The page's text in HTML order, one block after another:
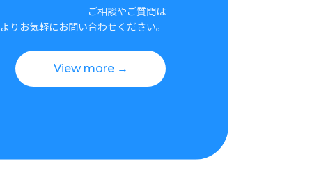
ご相談やご質問は
りお気軽にお問い合わせください。
View more →